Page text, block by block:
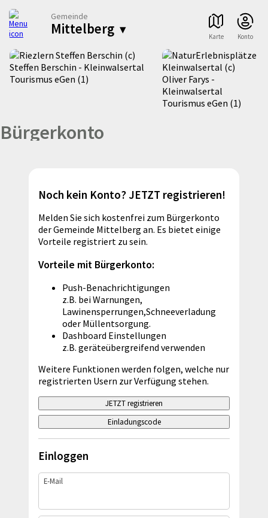
Gemeinde
Mittelberg ▾ Karte Konto
Bürgerkonto
Noch kein Konto? JETZT registrieren!
Melden Sie sich kostenfrei zum Bürgerkonto
der Gemeinde Mittelberg an. Es bietet einige
Vorteile registriert zu sein.
Vorteile mit Bürgerkonto:
Push-Benachrichtigungen
z.B. bei Warnungen,
Lawinensperrungen,Schneeverladung
oder Müllentsorgung.
Dashboard Einstellungen
z.B. geräteübergreifend verwenden
Weitere Funktionen werden folgen, welche nur
registrierten Usern zur Verfügung stehen.
JETZT registrieren
Einladungscode
Einloggen
E-Mail